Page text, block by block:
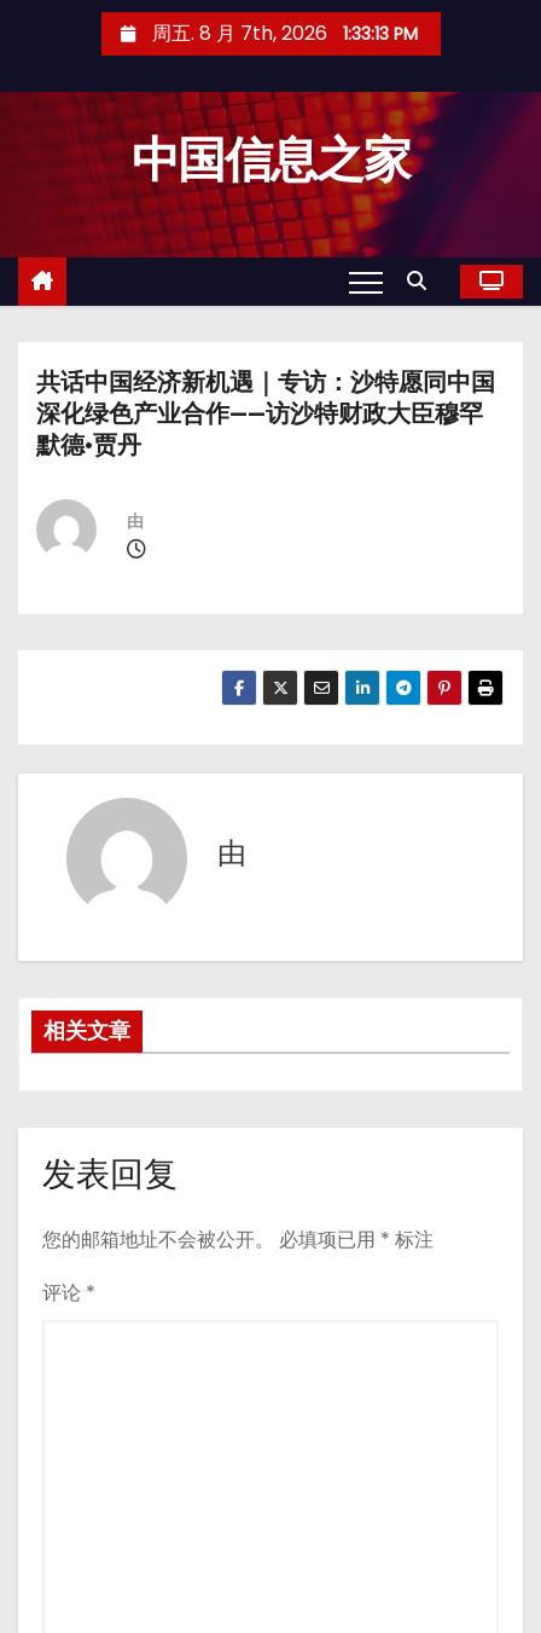
周五. 8 月 7th, 2026 1:33:14 PM
中国信息之家
共话中国经济新机遇｜专访：沙特愿同中国
深化绿色产业合作——访沙特财政大臣穆罕
默德·贾丹
由
由
相关文章
发表回复
您的邮箱地址不会被公开。 必填项已用 * 标注
评论 *